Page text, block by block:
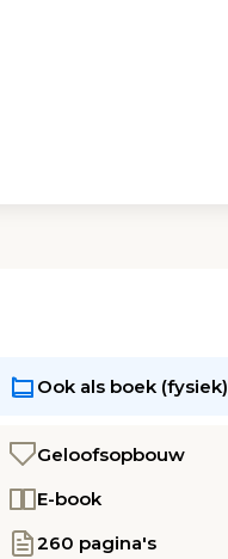
Ook als boek (fysiek)
Geloofsopbouw
E-book
260 pagina's